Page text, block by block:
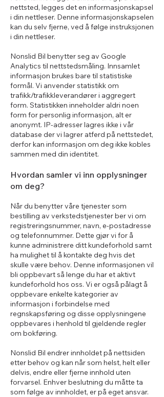
nettsted, legges det en informasjonskapsel
i din nettleser. Denne informasjonskapselen
kan du selv fjerne, ved å følge instruksjonen
i din nettleser.
Nonslid Bil benytter seg av Google
Analytics til nettstedsmåling. Innsamlet
informasjon brukes bare til statistiske
formål. Vi anvender statistikk om
trafikk/trafikkleverandører i aggregert
form. Statistikken inneholder aldri noen
form for personlig informasjon, alt er
anonymt. IP-adresser lagres ikke i vår
database der vi lagrer atferd på nettstedet,
derfor kan informasjon om deg ikke kobles
sammen med din identitet.
Hvordan samler vi inn opplysninger
om deg?
Når du benytter våre tjenester som
bestilling av verkstedstjenester ber vi om
registreringsnummer, navn, e-postadresse
og telefonnummer. Dette gjør vi for å
kunne administrere ditt kundeforhold samt
ha mulighet til å kontakte deg hvis det
skulle være behov. Denne informasjonen vil
bli oppbevart så lenge du har et aktivt
kundeforhold hos oss. Vi er også pålagt å
oppbevare enkelte kategorier av
informasjon i forbindelse med
regnskapsføring og disse opplysningene
oppbevares i henhold til gjeldende regler
om bokføring.
Nonslid Bil endrer innholdet på nettsiden
etter behov og kan når som helst, helt eller
delvis, endre eller fjerne innhold uten
forvarsel. Enhver beslutning du måtte ta
som følge av innholdet, er på eget ansvar.